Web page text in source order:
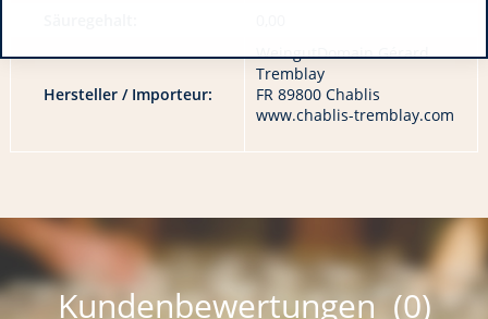
Hersteller / Importeur:
WeingutDomain Gérard
Tremblay
FR 89800 Chablis
www.chablis-tremblay.com
Kundenbewertungen (0)